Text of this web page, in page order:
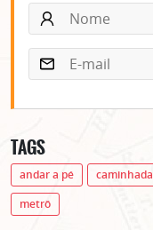
TAGS
andar a pé caminhada
metrô